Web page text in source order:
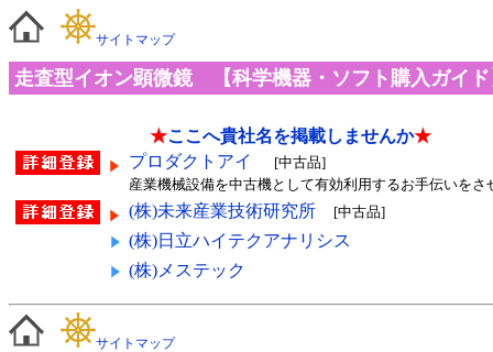
サイトマップ
走査型イオン顕微鏡 【科学機器・ソフト購入ガイド
★ここへ貴社名を掲載しませんか★
プロダクトアイ
[中古品]
産業機械設備を中古機として有効利用するお手伝いをさ
(株)未来産業技術研究所 [中古品]
(株)日立ハイテクアナリシス
(株)メステック
サイトマップ